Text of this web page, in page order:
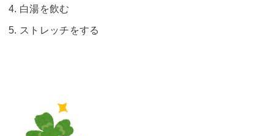
白湯を飲む
ストレッチをする